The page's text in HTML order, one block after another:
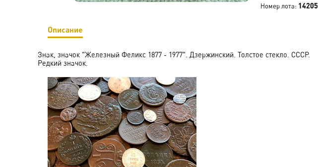
Номер лота: 14205
Описание
Знак, значок "Железный Феликс 1877 - 1977". Дзержинский. Толстое стекло. СССР.
Редкий значок.